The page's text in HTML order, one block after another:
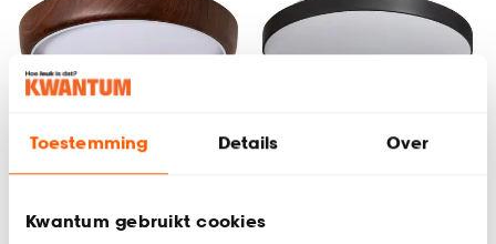
Toestemming Details Over
Kwantum gebruikt cookies